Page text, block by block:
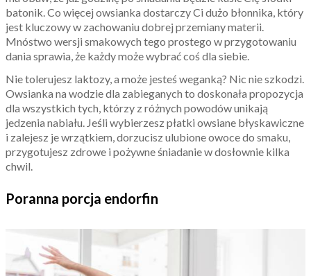
batonik. Co więcej owsianka dostarczy Ci dużo błonnika, który
jest kluczowy w zachowaniu dobrej przemiany materii.
Mnóstwo wersji smakowych tego prostego w przygotowaniu
dania sprawia, że każdy może wybrać coś dla siebie.
Nie tolerujesz laktozy, a może jesteś weganką? Nic nie szkodzi.
Owsianka na wodzie dla zabieganych to doskonała propozycja
dla wszystkich tych, którzy z różnych powodów unikają
jedzenia nabiału. Jeśli wybierzesz płatki owsiane błyskawiczne
i zalejesz je wrzątkiem, dorzucisz ulubione owoce do smaku,
przygotujesz zdrowe i pożywne śniadanie w dosłownie kilka
chwil.
Poranna porcja endorfin